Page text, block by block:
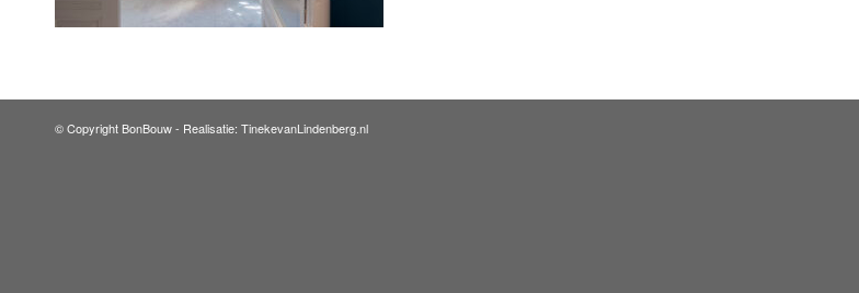
© Copyright BonBouw - Realisatie: TinekevanLindenberg.nl